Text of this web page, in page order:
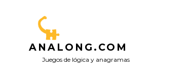
ANALONG.COM
Juegos de lógica y anagramas